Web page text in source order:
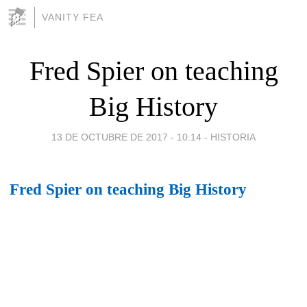
VANITY FEA
Fred Spier on teaching
Big History
13 DE OCTUBRE DE 2017 - 10:14 - HISTORIA
Fred Spier on teaching Big History